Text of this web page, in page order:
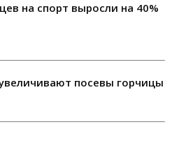
на спорт выросли на 40%
посевы горчицы